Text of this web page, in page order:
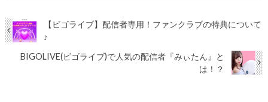
【ビゴライブ】配信者専用！ファンクラブの特典について
♪
BIGOLIVE(ビゴライブ)で人気の配信者『みぃたん』と
は！？